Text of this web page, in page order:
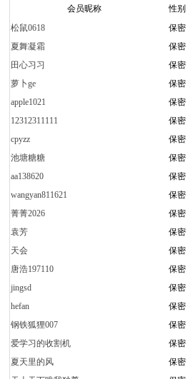
会员昵称 性别
松鼠0618
保密
夏舞凝霜
保密
田心习习
保密
萝卜ge
保密
apple1021
保密
12312311111
保密
cpyzz
保密
池塘糖糖
保密
aa138620
保密
wangyan811621
保密
菁菁2026
保密
袁芳
保密
天会
保密
唐浩197110
保密
jingsd
保密
hefan
保密
钢铁狐狸007
保密
爱学习的收割机
保密
夏天里的风
保密